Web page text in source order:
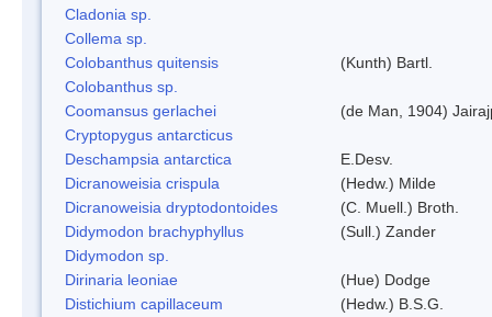
Cladonia sp.
Collema sp.
Colobanthus quitensis
(Kunth) Bartl.
Colobanthus sp.
Coomansus gerlachei
(de Man, 1904)
Cryptopygus antarcticus
Deschampsia antarctica
E.Desv.
Dicranoweisia crispula
(Hedw.) Milde
Dicranoweisia dryptodontoides
(C. Muell.) Broth.
Didymodon brachyphyllus
(Sull.) Zander
Didymodon sp.
Dirinaria leoniae
(Hue) Dodge
Distichium capillaceum
(Hedw.) B.S.G.